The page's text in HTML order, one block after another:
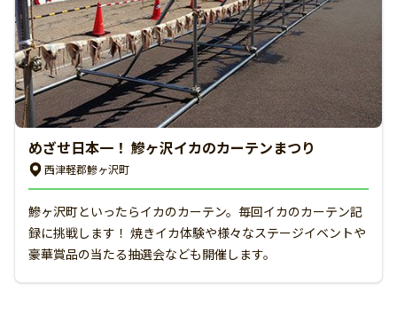
めざせ日本一！ 鰺ヶ沢イカのカーテンまつり
西津軽郡鰺ヶ沢町
鰺ヶ沢町といったらイカのカーテン。毎回イカのカーテン記
録に挑戦します！ 焼きイカ体験や様々なステージイベントや
豪華賞品の当たる抽選会なども開催します。